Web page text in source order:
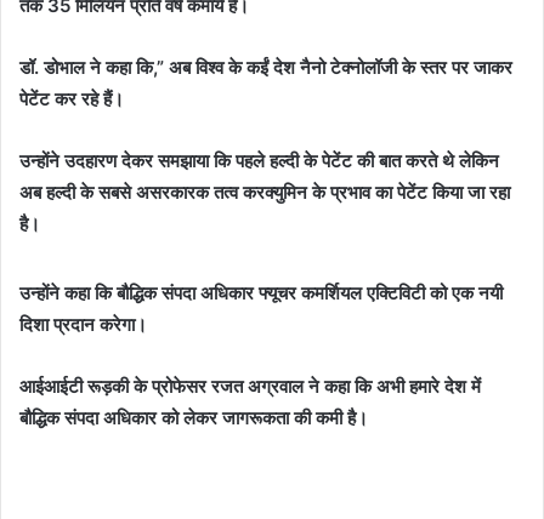
तक 35 मिलियन प्रति वर्ष कमाये हैं।
डॉ. डोभाल ने कहा कि,” अब विश्व के कईं देश नैनो टेक्नोलॉजी के स्तर पर जाकर
पेटेंट कर रहे हैं।
उन्होंने उदहारण देकर समझाया कि पहले हल्दी के पेटेंट की बात करते थे लेकिन
अब हल्दी के सबसे असरकारक तत्व करक्युमिन के प्रभाव का पेटेंट किया जा रहा
है।
उन्होंने कहा कि बौद्धिक संपदा अधिकार फ्यूचर कमर्शियल एक्टिविटी को एक नयी
दिशा प्रदान करेगा।
आईआईटी रूड़की के प्रोफेसर रजत अग्रवाल ने कहा कि अभी हमारे देश में
बौद्धिक संपदा अधिकार को लेकर जागरूकता की कमी है।